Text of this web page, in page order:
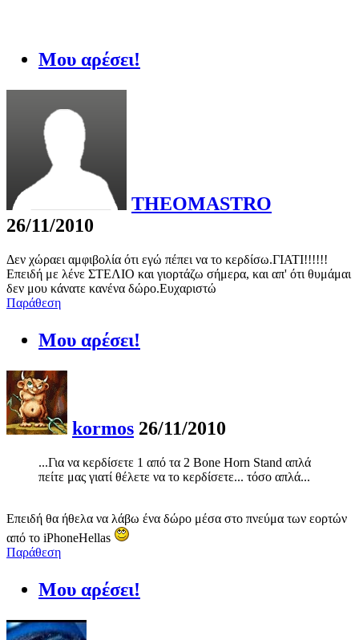
Μου αρέσει!
THEOMASTRO
26/11/2010
Δεν χώραει αμφιβολία ότι εγώ πέπει να το κερδίσω.ΓΙΑΤΙ!!!!!!
Επειδή με λένε ΣΤΕΛΙΟ και γιορτάζω σήμερα, και απ' ότι θυμάμαι
δεν μου κάνατε κανένα δώρο.Ευχαριστώ
Παράθεση
Μου αρέσει!
kormos 26/11/2010
...Για να κερδίσετε 1 από τα 2 Bone Horn Stand απλά
πείτε μας γιατί θέλετε να το κερδίσετε... τόσο απλά...
Επειδή θα ήθελα να λάβω ένα δώρο μέσα στο πνεύμα των εορτών
από το iPhoneHellas
Παράθεση
Μου αρέσει!